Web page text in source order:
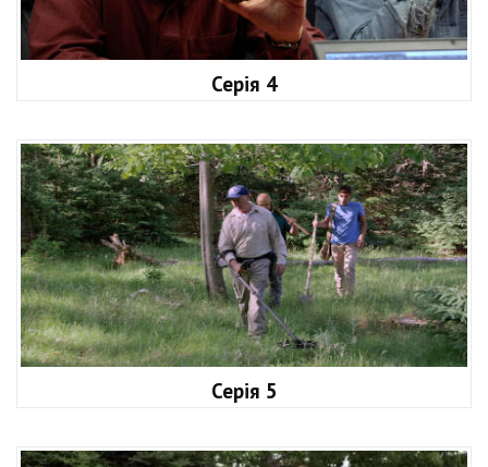
Серія 4
Серія 5